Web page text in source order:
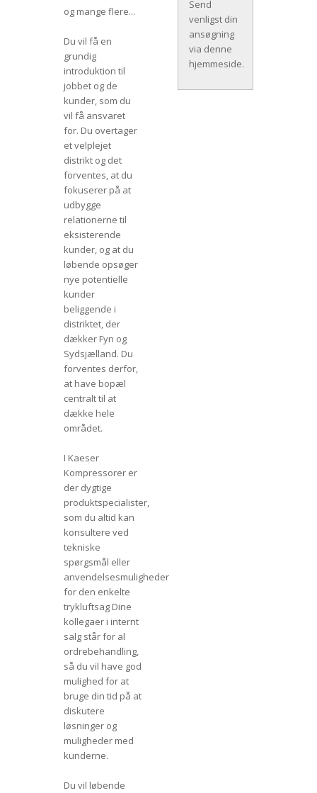
og mange flere...
Du vil få en
grundig
introduktion til
jobbet og de
kunder, som du
vil få ansvaret
for. Du overtager
et velplejet
distrikt og det
forventes, at du
fokuserer på at
udbygge
relationerne til
eksisterende
kunder, og at du
løbende opsøger
nye potentielle
kunder
beliggende i
distriktet, der
dækker Fyn og
Sydsjælland. Du
forventes derfor,
at have bopæl
centralt til at
dække hele
området.
I Kaeser
Kompressorer er
der dygtige
produktspecialister,
som du altid kan
konsultere ved
tekniske
spørgsmål eller
anvendelsesmuligheder
for den enkelte
trykluftsag Dine
kollegaer i internt
salg står for al
ordrebehandling,
så du vil have god
mulighed for at
bruge din tid på at
diskutere
løsninger og
muligheder med
kunderne.
Du vil løbende
Send
venligst din
ansøgning
via denne
hjemmeside.